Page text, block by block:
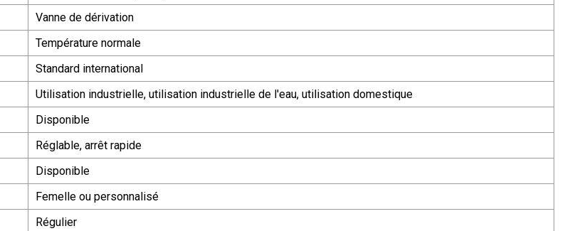
Vanne de dérivation
Température normale
Standard international
Utilisation industrielle, utilisation industrielle de l'eau, utilisation domestique
Disponible
Réglable, arrêt rapide
Disponible
Femelle ou personnalisé
Régulier